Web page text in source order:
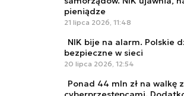
pieniądze
21 lipca 2026, 11:48
NIK bije na alarm. Polskie
bezpieczne w sieci
20 lipca 2026, 12:54
Ponad 44 mln zł na walkę z